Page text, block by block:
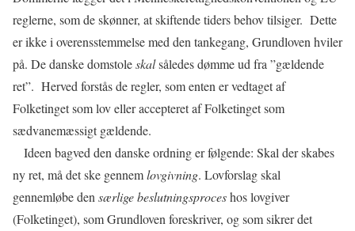
reglerne, som de skønner, at skiftende tiders behov tilsiger. Dette
er ikke i overensstemmelse med den tankegang, Grundloven hviler
på. De danske domstoleskalsåledes dømme ud fra ”gældende
ret”. Herved forstås de regler, som enten er vedtaget af
Folketinget som lov eller accepteret af Folketinget som
sædvanemæssigt gældende.
Ideen bagved den danske ordning er følgende: Skal der skabes
ny ret, må det ske gennemlovgivning. Lovforslag skal
gennemløbe den særlige beslutningsproceshos lovgiver
(Folketinget), som Grundloven foreskriver, og som sikrer det